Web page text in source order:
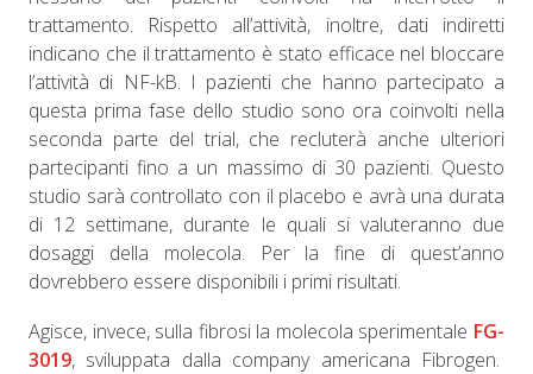
trattamento. Rispetto all’attività, inoltre, dati indiretti
indicano che il trattamento è stato efficace nel bloccare
l’attività di NF-kB. I pazienti che hanno partecipato a
questa prima fase dello studio sono ora coinvolti nella
seconda parte del trial, che recluterà anche ulteriori
partecipanti fino a un massimo di 30 pazienti. Questo
studio sarà controllato con il placebo e avrà una durata
di 12 settimane, durante le quali si valuteranno due
dosaggi della molecola. Per la fine di quest’anno
dovrebbero essere disponibili i primi risultati.
Agisce, invece, sulla fibrosi la molecola sperimentale FG-
3019, sviluppata dalla company americana Fibrogen.